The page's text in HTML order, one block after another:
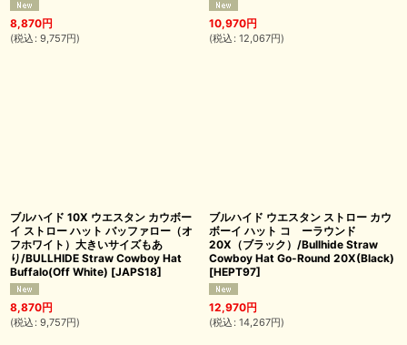
8,870円
(税込 : 9,757円)
10,970円
(税込 : 12,067円)
ブルハイド 10X ウエスタン カウボー
イ ストロー ハット バッファロー（オ
フホワイト）大きいサイズもあ
り/BULLHIDE Straw Cowboy Hat
Buffalo(Off White) [JAPS18]
8,870円
(税込 : 9,757円)
ブルハイド ウエスタン ストロー カウ
ボーイ ハット コ゚ーラウンド
20X（ブラック）/Bullhide Straw
Cowboy Hat Go-Round 20X(Black)
[HEPT97]
12,970円
(税込 : 14,267円)